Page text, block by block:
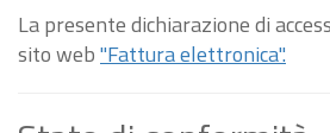
La presente dichiarazione di
sito web"Fattura elettronica".